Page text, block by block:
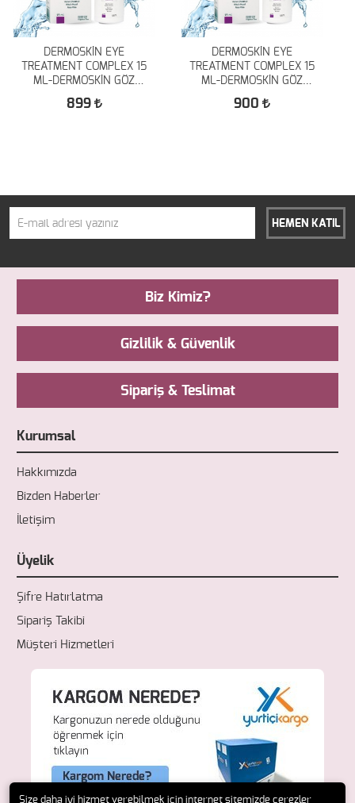
DERMOSKİN EYE
TREATMENT COMPLEX 15
ML-DERMOSKİN GÖZ
ÇEVRESİ BAKIM KREMİ 15 ML
899
DERMOSKİN EYE
TREATMENT COMPLEX 15
ML-DERMOSKİN GÖZ
ÇEVRESİ BAKIM KREMİ 15 ML
900
HEMEN KATIL
Biz Kimiz?
Gizlilik & Güvenlik
Sipariş & Teslimat
Kurumsal
Hakkımızda
Bizden Haberler
İletişim
Üyelik
Şifre Hatırlatma
Sipariş Takibi
Müşteri Hizmetleri
Size daha iyi hizmet verebilmek için internet sitemizde çerezler